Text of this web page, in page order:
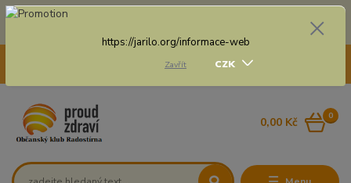
Doprava zdarma na některé druhy dopravy při nákupu
CZK
0
0,00 Kč
https://jarilo.org/informace-web
Zavřít